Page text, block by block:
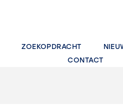
ZOEKOPDRACHT
CONTACT